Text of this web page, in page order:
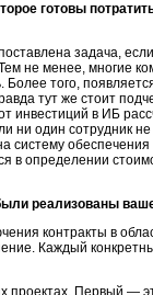
готовы
задача,
не менее, многие
того,
тут же стоит
в ИБ
ни один сотрудник
систему
в определении
реализованы
контракты в
Каждый
проектах. Первый